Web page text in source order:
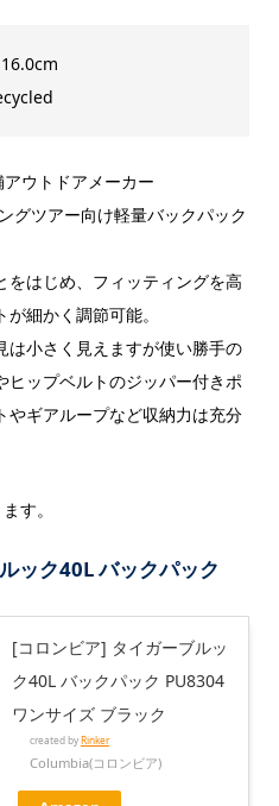
ウトドアメーカー
グツアー向け軽量バックパック
はじめ、フィッティングを高
細かく調節可能。
は小さく見えますが使い勝手の
ヒップベルトのジッパー付きポ
やギアループなど収納力は充分
す。
ック40L バックパック
[コロンビア] タイガーブルッ
ク40L バックパック PU8304
ワンサイズ ブラック
created byRinker
Columbia(コロンビア)